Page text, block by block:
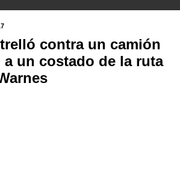
contra un camión
a un costado de la ruta